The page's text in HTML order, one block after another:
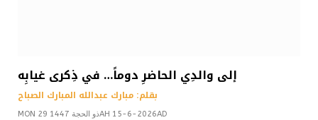
إلى والدِي الحاضرِ دوماً… في ذِكرى غيابِه
بقلم: مبارك عبدالله المبارك الصباح
MON 29 ذو الحجة 1447AH 15-6-2026AD